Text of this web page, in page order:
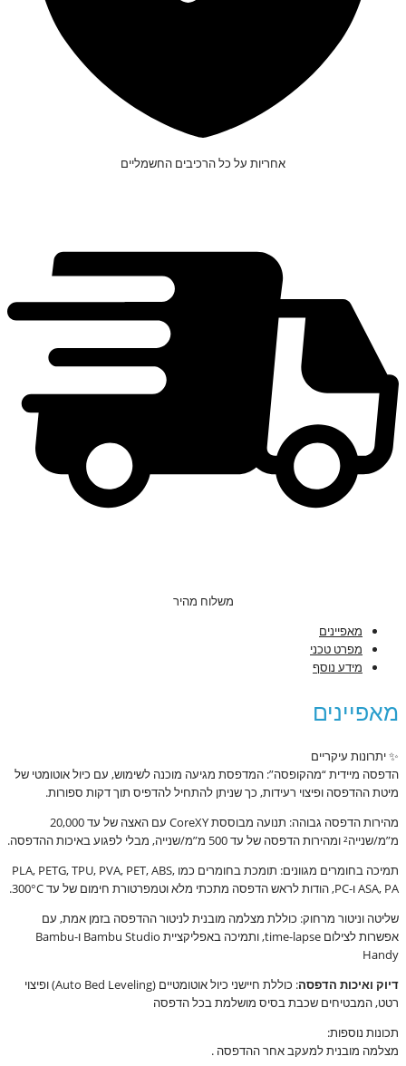
אחריות על כל הרכיבים החשמליים
משלוח מהיר
מאפיינים
מפרט טכני
מידע נוסף
מאפיינים
✨ יתרונות עיקריים
הדפסה מיידית “מהקופסה”: המדפסת מגיעה מוכנה לשימוש, עם כיול אוטומטי של
מיטת ההדפסה ופיצוי רעידות, כך שניתן להתחיל להדפיס תוך דקות ספורות.
מהירות הדפסה גבוהה: תנועה מבוססת CoreXY עם האצה של עד 20,000
מ”מ/שנייה² ומהירות הדפסה של עד 500 מ”מ/שנייה, מבלי לפגוע באיכות ההדפסה.
תמיכה בחומרים מגוונים: תומכת בחומרים כמו PLA, PETG, TPU, PVA, PET, ABS,
ASA, PA ו-PC, הודות לראש הדפסה מתכתי מלא וטמפרטורת חימום של עד 300°C.
שליטה וניטור מרחוק: כוללת מצלמה מובנית לניטור ההדפסה בזמן אמת, עם
אפשרות לצילום time-lapse, ותמיכה באפליקציית Bambu Studio ו-Bambu
Handy
דיוק ואיכות הדפסה:
כוללת חיישני כיול אוטומטיים (Auto Bed Leveling) ופיצוי
רטט, המבטיחים שכבת בסיס מושלמת בכל הדפסה
תכונות נוספות:
מצלמה מובנית למעקב אחר ההדפסה .